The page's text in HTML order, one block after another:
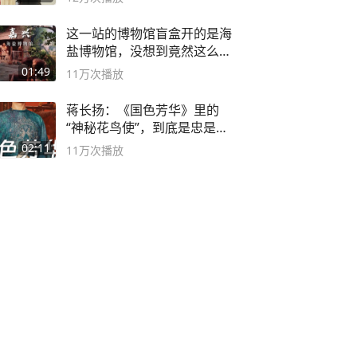
01:49
这一站的博物馆盲盒开的是海
盐博物馆，没想到竟然这么好
逛！
11万次播放
02:11
蒋长扬：《国色芳华》里的
“神秘花鸟使”，到底是忠是
奸？
11万次播放